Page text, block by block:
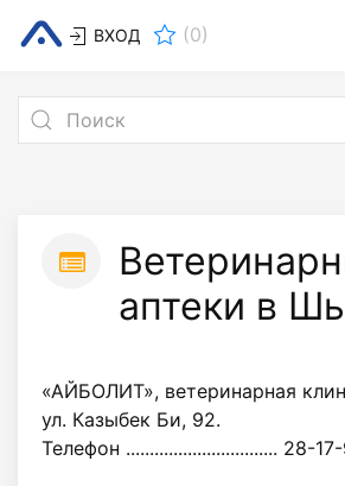
ВХОД (0)
аптеки в
«АЙБОЛИТ», ветеринарная
ул. Казыбек Би, 92.
Телефон ................................ 28-